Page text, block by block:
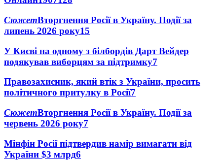
СюжетВторгнення Росії в Україну. Події за
липень 2026 року15
У Києві на одному з білбордів Дарт Вейдер
подякував виборцям за підтримку7
Правозахисник, який втік з України, просить
політичного притулку в Росії7
СюжетВторгнення Росії в Україну. Події за
червень 2026 року7
Мінфін Росії підтвердив намір вимагати від
України $3 млрд6